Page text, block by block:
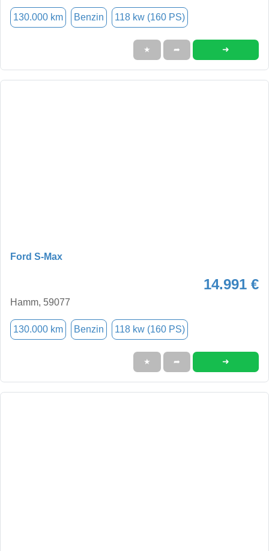
130.000 km Benzin 118 kw (160 PS)
★ ➦ ➜
Ford S-Max
14.991 €
Hamm, 59077
130.000 km Benzin 118 kw (160 PS)
★ ➦ ➜